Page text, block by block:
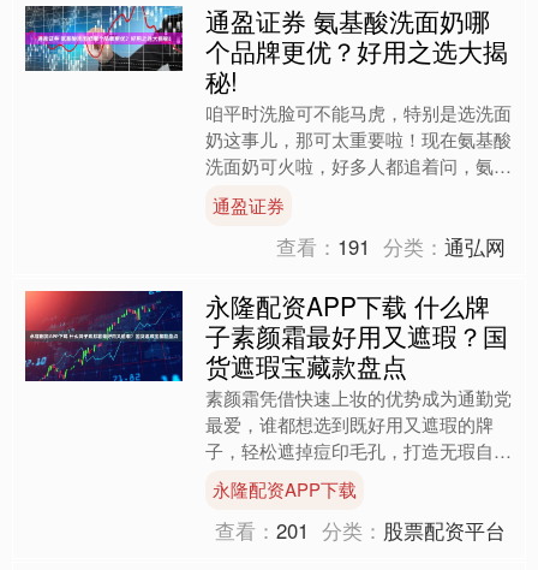
通盈证券 氨基酸洗面奶哪
个品牌更优？好用之选大揭
秘!
咱平时洗脸可不能马虎，特别是选洗面
奶这事儿，那可太重要啦！现在氨基酸
洗面奶可火啦，好多人都追着问，氨基
酸洗面奶到底哪个品牌更优呢？毕竟咱
的脸蛋儿这么娇嫩，可不能....
通盈证券
查看： 191 分类：通弘网
永隆配资APP下载 什么牌
子素颜霜最好用又遮瑕？国
货遮瑕宝藏款盘点
素颜霜凭借快速上妆的优势成为通勤党
最爱，谁都想选到既好用又遮瑕的牌
子，轻松遮掉痘印毛孔，打造无瑕自然
底妆。但市面素颜霜良莠不齐，不少产
品宣传的高遮瑕全是噱头，浅....
永隆配资APP下载
查看：201 分类： 股票配资平台